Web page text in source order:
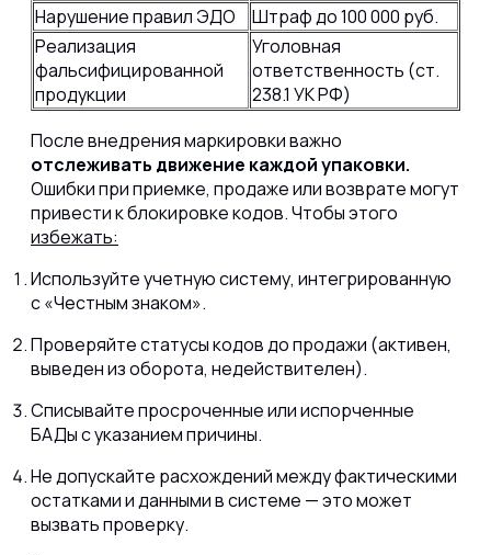
Нарушение правил ЭДО
Штраф до 100 000 руб.
Реализация
фальсифицированной
продукции
Уголовная
ответственность (ст.
238.1 УК РФ)
После внедрения маркировки важно
отслеживать движение каждой упаковки.
Ошибки при приемке, продаже или возврате могут
привести к блокировке кодов. Чтобы этого
избежать:
Используйте учетную систему, интегрированную
с «Честным знаком».
Проверяйте статусы кодов до продажи (активен,
выведен из оборота, недействителен).
Списывайте просроченные или испорченные
БАДы с указанием причины.
Не допускайте расхождений между фактическими
остатками и данными в системе — это может
вызвать проверку.